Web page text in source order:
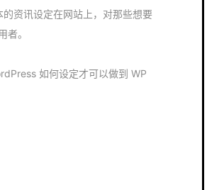
资讯设定在网站上，对那些想要
者。
如何设定才可以做到 WP